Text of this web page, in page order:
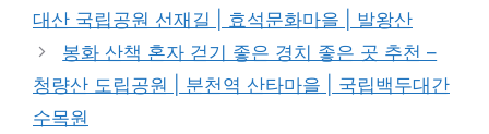
리
대산 국립공원 선재길 | 효석문화마을 | 발왕산
봉화 산책 혼자 걷기 좋은 경치 좋은 곳 추천 –
청량산 도립공원 | 분천역 산타마을 | 국립백두대간
수목원